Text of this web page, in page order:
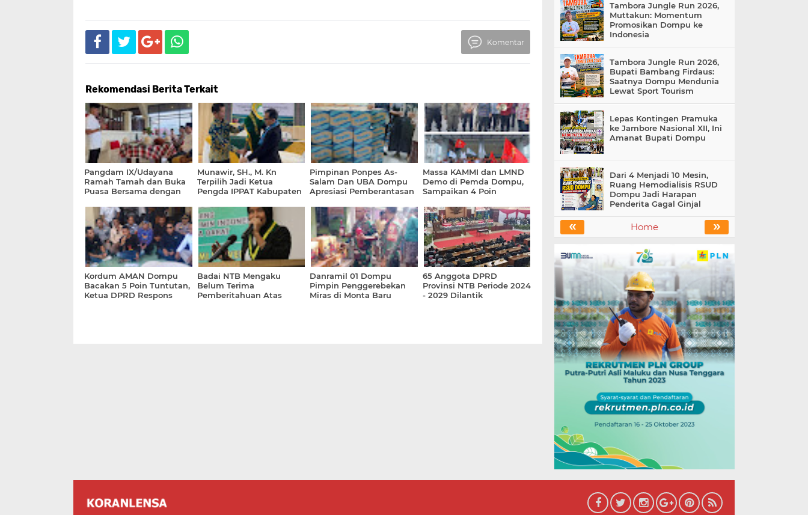
Komentar
Rekomendasi Berita Terkait
Pangdam IX/Udayana
Ramah Tamah dan Buka
Puasa Bersama dengan
Forkopimda di Pantai
Lakey
Munawir, SH., M. Kn
Terpilih Jadi Ketua
Pengda IPPAT Kabupaten
2027
Pimpinan Ponpes As-
Salam Dan UBA Dompu
Apresiasi Pemberantasan
Massa KAMMI dan LMND
Demo di Pemda Dompu,
Sampaikan 4 Poin
Kordum AMAN Dompu
Bacakan 5 Poin Tuntutan,
Ketua DPRD Respons
Badai NTB Mengaku
Belum Terima
Pemberitahuan Atas
Danramil 01 Dompu
Pimpin Penggerebekan
Miras di Monta Baru
65 Anggota DPRD
Provinsi NTB Periode 2024
- 2029 Dilantik
Tambora Jungle Run 2026,
Muttakun: Momentum
Promosikan Dompu ke
Indonesia
Tambora Jungle Run 2026,
Bupati Bambang Firdaus:
Saatnya Dompu Mendunia
Lewat Sport Tourism
Lepas Kontingen Pramuka
ke Jambore Nasional XII, Ini
Amanat Bupati Dompu
Dari 4 Menjadi 10 Mesin,
Ruang Hemodialisis RSUD
Dompu Jadi Harapan
Penderita Gagal Ginjal
« »
Home